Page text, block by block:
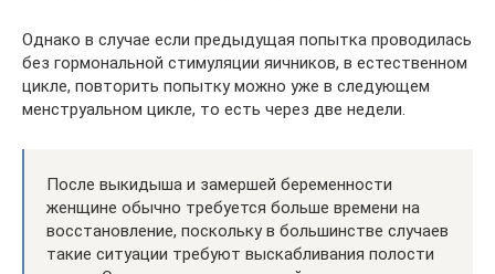
Однако в случае если предыдущая попытка проводилась
без гормональной стимуляции яичников, в естественном
цикле, повторить попытку можно уже в следующем
менструальном цикле, то есть через две недели.
После выкидыша и замершей беременности
женщине обычно требуется больше времени на
восстановление, поскольку в большинстве случаев
такие ситуации требуют выскабливания полости